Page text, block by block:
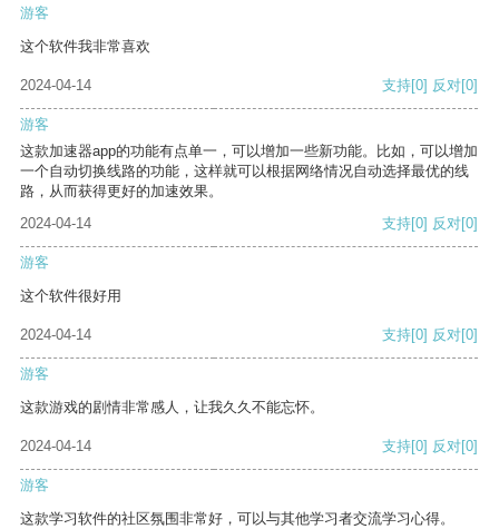
游客
这个软件我非常喜欢
2024-04-14 支持[0] 反对[0]
游客
这款加速器app的功能有点单一，可以增加一些新功能。比如，可以增加
一个自动切换线路的功能，这样就可以根据网络情况自动选择最优的线
路，从而获得更好的加速效果。
2024-04-14
支持[0] 反对[0]
游客
这个软件很好用
2024-04-14 支持[0] 反对[0]
游客
这款游戏的剧情非常感人，让我久久不能忘怀。
2024-04-14 支持[0] 反对[0]
游客
这款学习软件的社区氛围非常好，可以与其他学习者交流学习心得。